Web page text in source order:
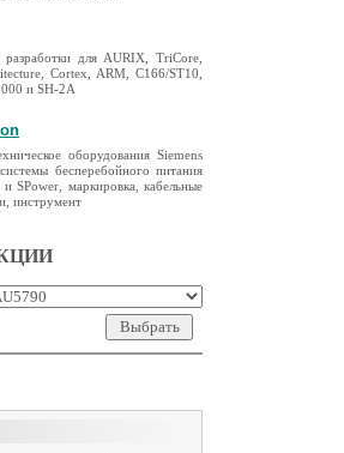
разработки для AURIX, TriCore,
Cortex, ARM, C166/ST10,
и SH-2A
оборудования Siemens
бесперебойного питания
SPower, маркировка, кабельные
инструмент